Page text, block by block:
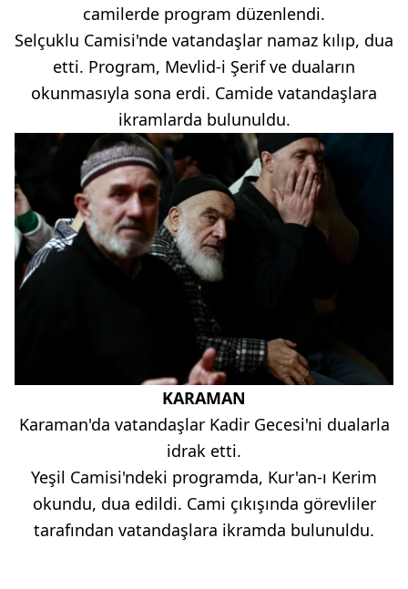
camilerde program düzenlendi.
Selçuklu Camisi'nde vatandaşlar namaz kılıp, dua
etti. Program, Mevlid-i Şerif ve duaların
okunmasıyla sona erdi. Camide vatandaşlara
ikramlarda bulunuldu.
KARAMAN
Karaman'da vatandaşlar Kadir Gecesi'ni dualarla
idrak etti.
Yeşil Camisi'ndeki programda, Kur'an-ı Kerim
okundu, dua edildi. Cami çıkışında görevliler
tarafından vatandaşlara ikramda bulunuldu.